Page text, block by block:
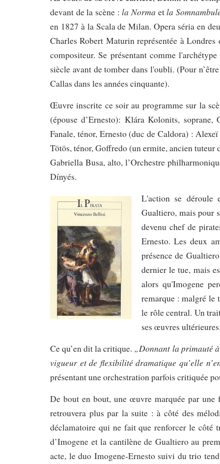
de
Budapest
(1)
devant de la scène :la Norma etla
en 1827 à la Scala de Milan. Opera séria en
Charles Robert Maturin représentée à
compositeur. Se présentant comme
siècle avant detomber dans l'oubli. (Pour
Callas dans les années cinquante).
Œuvre inscrite ce soir au programme sur la
(épouse d’Ernesto): Klára Kolonits,
Fanale, ténor, Ernesto (duc de Caldora) :
Tötös, ténor, Goffredo (un ermite, ancien tuteur
Gabriella Busa, alto, l’Orchestre
Dínyés.
L'action se déroule
Gualtiero, mais pour
devenu chef de
Ernesto. Les deux
présence de
dernier le tue, mais
alors qu'Imogene
remarque : malgré le
le rôle central. Un
ses œuvres ultérieures.
Ce qu’en dit la critique. „Donnant la primauté
vigueur et de flexibilité dramatique qu’elle
présentant une orchestration parfois critiquée
De bout en bout, une œuvre marquée par
retrouvera plus par la suite : à côté des
déclamatoire qui ne fait que renforcer le côté
d’Imogene et la cantilène de Gualtiero au
acte, le duo Imogene-Ernesto suivi du trio